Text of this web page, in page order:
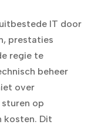
IT door
prestaties
regie te
beheer
over
op
kosten. Dit